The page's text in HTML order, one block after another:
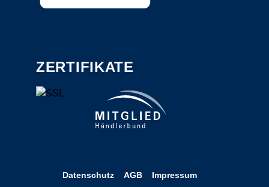
ZERTIFIKATE
Datenschutz AGB
Impressum